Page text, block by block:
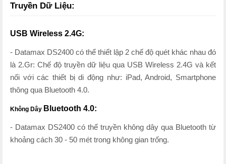
Truyền Dữ Liệu:
USB Wireless 2.4G:
- Datamax DS2400 có thể thiết lập 2 chế độ quét khác nhau đó
là 2.Gr: Chế độ truyền dữ liệu qua USB Wireless 2.4G và kết
nối với các thiết bị di động như: iPad, Android, Smartphone
thông qua Bluetooth 4.0.
Không Dây Bluetooth 4.0:
- Datamax DS2400 có thể truyền không dây qua Bluetooth từ
khoảng cách 30 - 50 mét trong không gian trống.